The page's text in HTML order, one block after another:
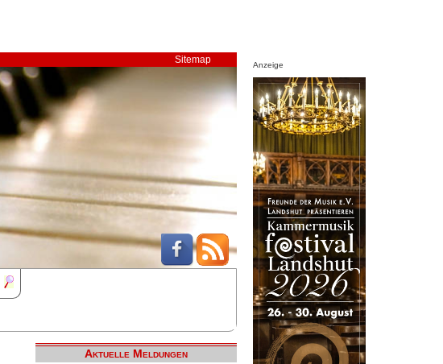
Sitemap
Aktuelle Meldungen
Anzeige